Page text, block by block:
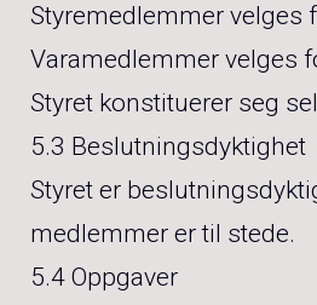
Styremedlemmer velges
Varamedlemmer velges
Styret konstituerer seg
5.3 Beslutningsdyktighet
Styret er
medlemmer er til stede.
5.4 Oppgaver